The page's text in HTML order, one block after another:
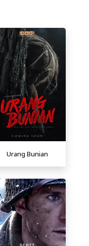
Urang Bunian